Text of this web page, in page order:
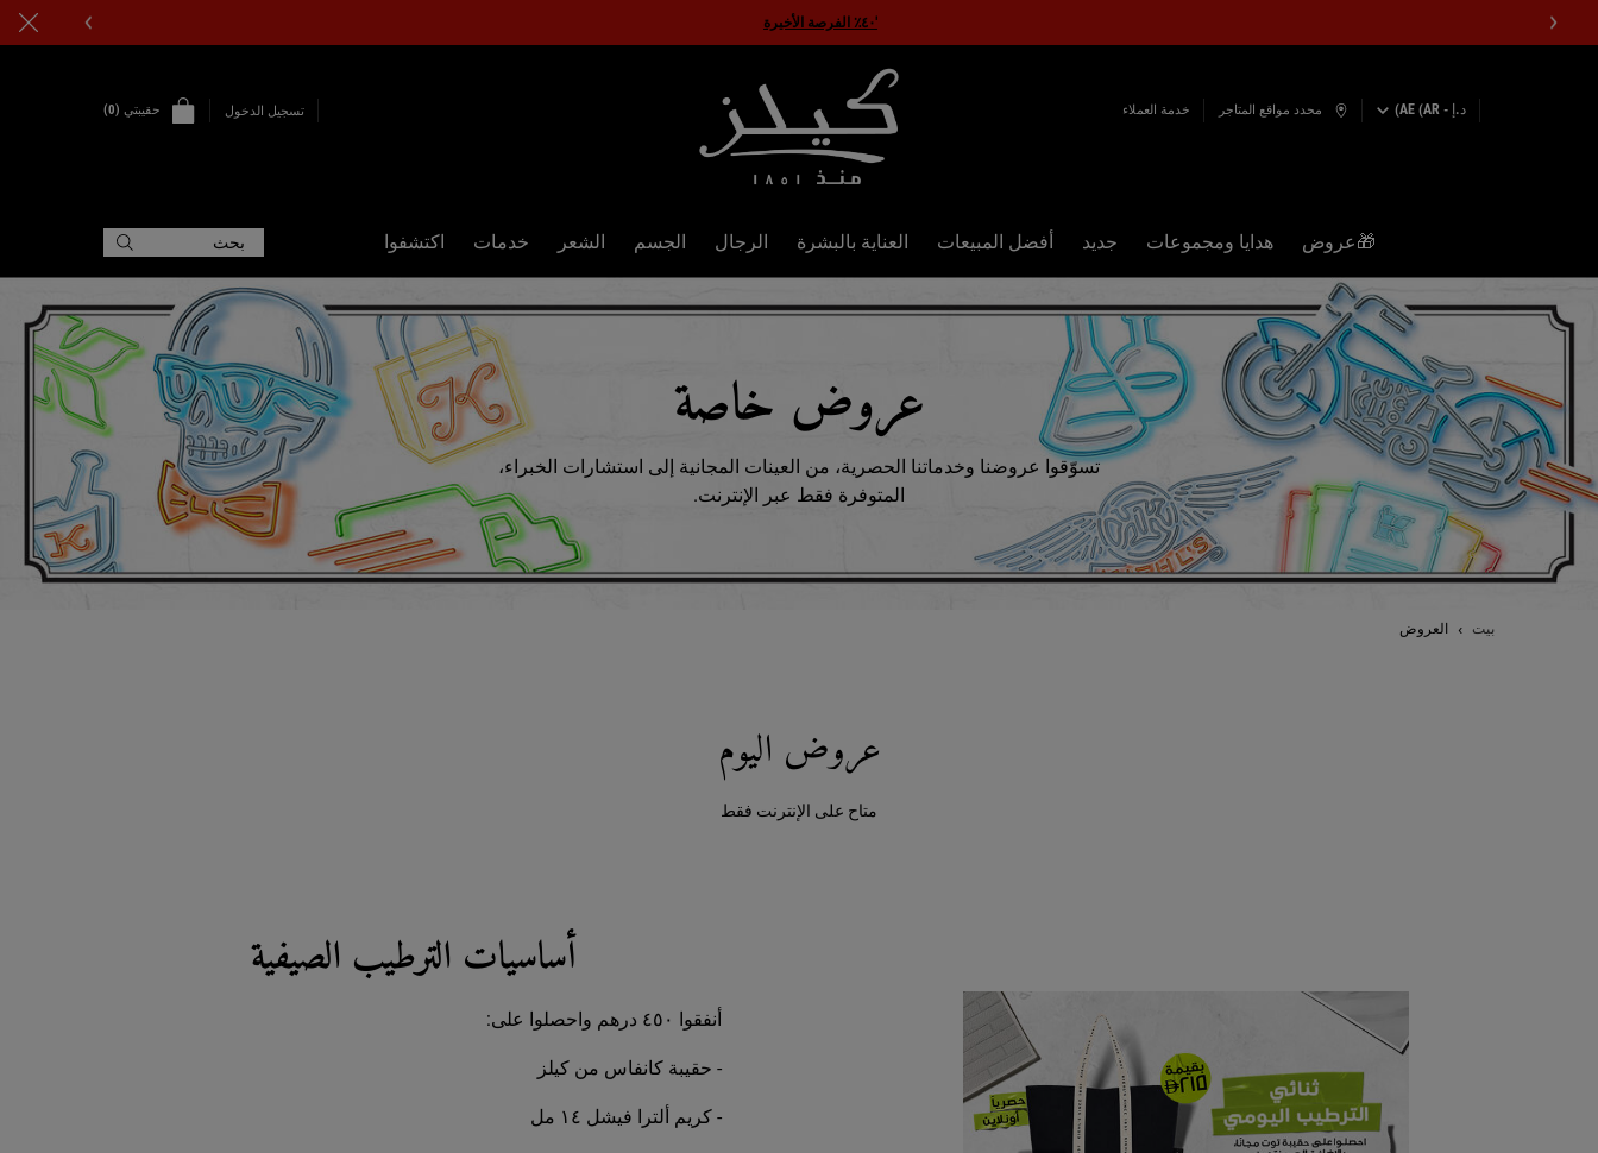
اكتشفوا بيتر سكرين UV سيروم
د.إ - AE (AR) محدد مواقع المتاجر خدمة العملاء تسجيل الدخول حقيبتي 0
🎁عروض هدايا ومجموعات جديد أفضل المبيعات العناية بالبشرة الرجال الجسم الشعر خدمات اكتشفوا بحث
عروض خاصة
تسوّقوا عروضنا وخدماتنا الحصرية، من العينات المجانية إلى استشارات الخبراء،
المتوفرة فقط عبر الإنترنت.
بيت العروض
عروض اليوم
متاح على الإنترنت فقط
أساسيات الترطيب الصيفية
أنفقوا ٤٥٠ درهم واحصلوا على:
- حقيبة كانفاس من كيلز
- كريم ألترا فيشل ١٤ مل